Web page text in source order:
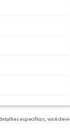
específicos, você deve